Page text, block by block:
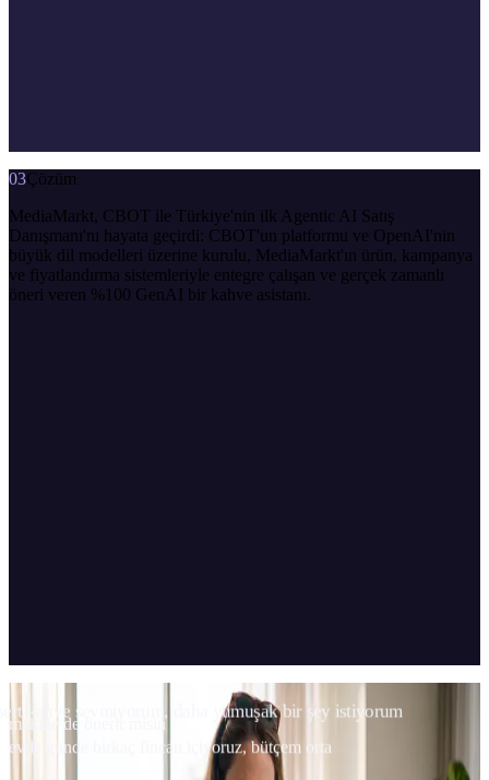
03Çözüm
MediaMarkt, CBOT ile Türkiye'nin ilk Agentic AI Satış
Danışmanı'nı hayata geçirdi: CBOT'un platformu ve OpenAI'nin
büyük dil modelleri üzerine kurulu, MediaMarkt'ın ürün, kampanya
ve fiyatlandırma sistemleriyle entegre çalışan ve gerçek zamanlı
öneri veren %100 GenAI bir kahve asistanı.
kahve sevmiyorum, daha yumuşak bir şey istiyorum
makine de önerir misin
evde günde birkaç fincan içiyoruz, bütçem orta